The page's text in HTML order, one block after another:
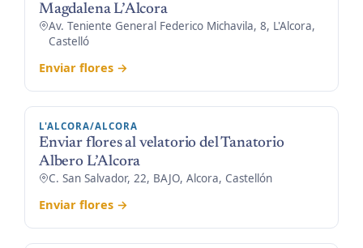
Magdalena L’Alcora
Av. Teniente General Federico Michavila, 8, L'Alcora,
Castelló
Enviar flores →
L'ALCORA/ALCORA
Enviar flores al velatorio del Tanatorio
Albero L’Alcora
C. San Salvador, 22, BAJO, Alcora, Castellón
Enviar flores →